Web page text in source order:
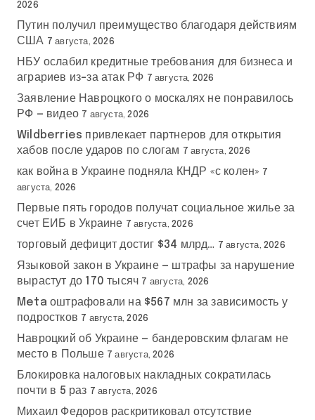
2026
Путин получил преимущество благодаря действиям
США 7 августа, 2026
НБУ ослабил кредитные требования для бизнеса и
аграриев из-за атак РФ 7 августа, 2026
Заявление Навроцкого о москалях не понравилось
РФ — видео 7 августа, 2026
Wildberries привлекает партнеров для открытия
хабов после ударов по слогам 7 августа, 2026
как война в Украине подняла КНДР «с колен» 7
августа, 2026
Первые пять городов получат социальное жилье за
счет ЕИБ в Украине 7 августа, 2026
торговый дефицит достиг $34 млрд… 7 августа, 2026
Языковой закон в Украине — штрафы за нарушение
вырастут до 170 тысяч 7 августа, 2026
Meta оштрафовали на $567 млн за зависимость у
подростков 7 августа, 2026
Навроцкий об Украине — бандеровским флагам не
место в Польше 7 августа, 2026
Блокировка налоговых накладных сократилась
почти в 5 раз 7 августа, 2026
Михаил Федоров раскритиковал отсутствие